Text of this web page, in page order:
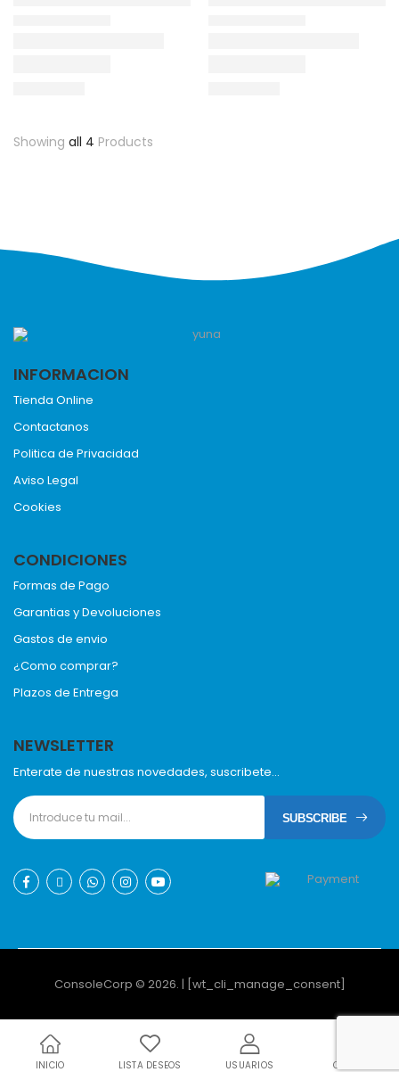
Showing all 4 Products
INFORMACION
Tienda Online
Contactanos
Politica de Privacidad
Aviso Legal
Cookies
CONDICIONES
Formas de Pago
Garantias y Devoluciones
Gastos de envio
¿Como comprar?
Plazos de Entrega
NEWSLETTER
Enterate de nuestras novedades, suscribete...
SUBSCRIBE
ConsoleCorp © 2026. | [wt_cli_manage_consent]
INICIO LISTA DESEOS USUARIOS CARRO